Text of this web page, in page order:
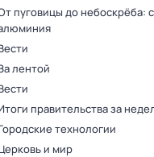
пуговицы до небоскрёба:
лентой
правительства за
технологии
и мир